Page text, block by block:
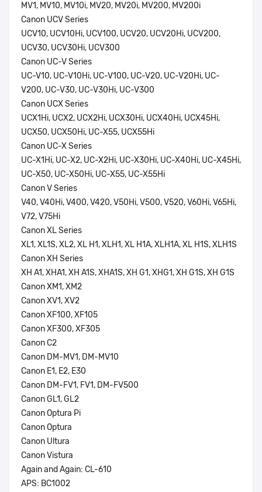
MV1, MV10, MV10i, MV20, MV20i, MV200, MV200i
Canon UCV Series
UCV10, UCV10Hi, UCV100, UCV20, UCV20Hi, UCV200,
UCV30, UCV30Hi, UCV300
Canon UC-V Series
UC-V10, UC-V10Hi, UC-V100, UC-V20, UC-V20Hi, UC-
V200, UC-V30, UC-V30Hi, UC-V300
Canon UCX Series
UCX1Hi, UCX2, UCX2Hi, UCX30Hi, UCX40Hi, UCX45Hi,
UCX50, UCX50Hi, UC-X55, UCX55Hi
Canon UC-X Series
UC-X1Hi, UC-X2, UC-X2Hi, UC-X30Hi, UC-X40Hi, UC-X45Hi,
UC-X50, UC-X50Hi, UC-X55, UC-X55Hi
Canon V Series
V40, V40Hi, V400, V420, V50Hi, V500, V520, V60Hi, V65Hi,
V72, V75Hi
Canon XL Series
XL1, XL1S, XL2, XL H1, XLH1, XL H1A, XLH1A, XL H1S, XLH1S
Canon XH Series
XH A1, XHA1, XH A1S, XHA1S, XH G1, XHG1, XH G1S, XH G1S
Canon XM1, XM2
Canon XV1, XV2
Canon XF100, XF105
Canon XF300, XF305
Canon C2
Canon DM-MV1, DM-MV10
Canon E1, E2, E30
Canon DM-FV1, FV1, DM-FV500
Canon GL1, GL2
Canon Optura Pi
Canon Optura
Canon Ultura
Canon Vistura
Again and Again: CL-610
APS: BC1002